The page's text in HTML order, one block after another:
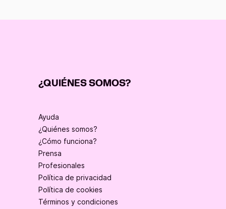
¿QUIÉNES SOMOS?
Ayuda
¿Quiénes somos?
¿Cómo funciona?
Prensa
Profesionales
Política de privacidad
Política de cookies
Términos y condiciones